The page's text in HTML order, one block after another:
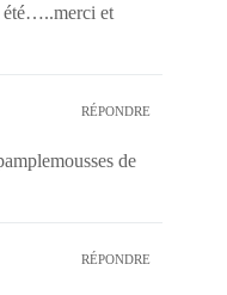
été…..merci et
RÉPONDRE
de
RÉPONDRE